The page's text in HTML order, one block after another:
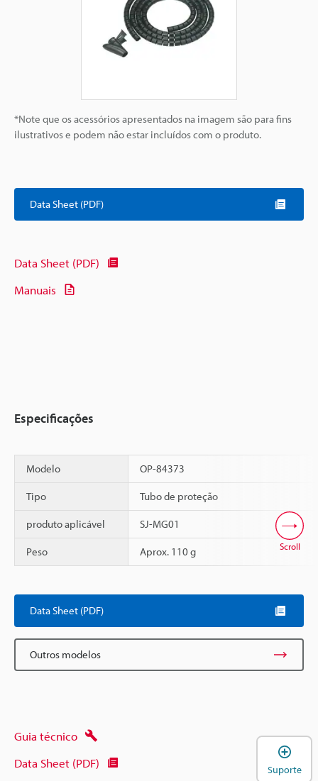
*Note que os acessórios apresentados na imagem são para fins
ilustrativos e podem não estar incluídos com o produto.
Data Sheet (PDF)
Data Sheet (PDF)
Manuais
Especificações
Modelo OP-84373
Tipo Tubo de proteção
produto aplicável SJ-MG01
Peso Aprox. 110 g Scroll
Data Sheet (PDF)
Outros modelos
Guia técnico
Data Sheet (PDF)
Suporte